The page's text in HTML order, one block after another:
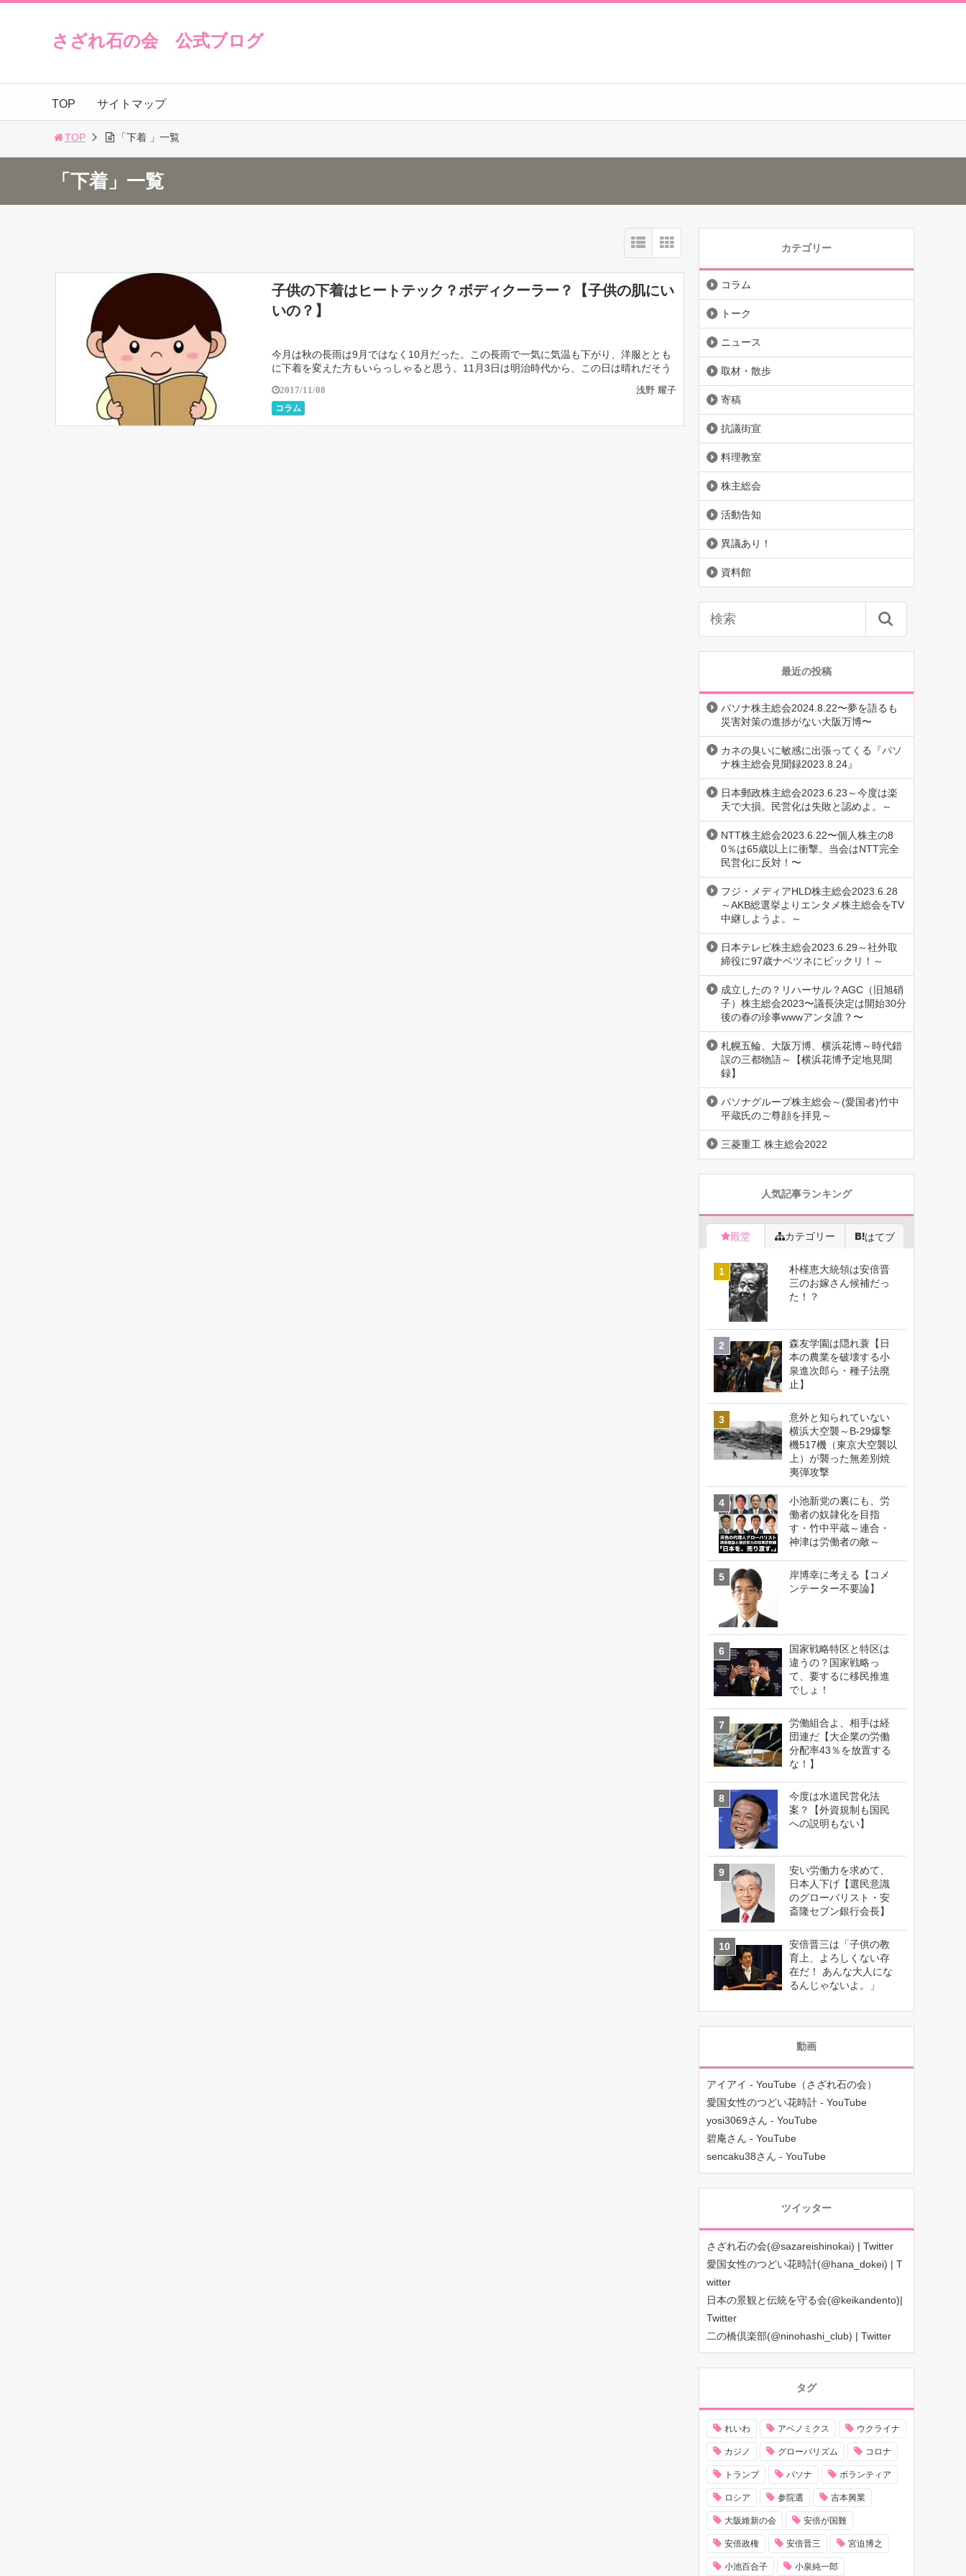
さざれ石の会 公式ブログ
TOP サイトマップ
TOP 「下着 」一覧
「下着」一覧
子供の下着はヒートテック？ボディクーラー？【子供の肌にい
いの？】
今月は秋の長雨は9月ではなく10月だった。この長雨で一気に気温も下がり、洋服ととも
に下着を変えた方もいらっしゃると思う。11月3日は明治時代から、この日は晴れだそう
2017/11/08
コラム
浅野 耀子
カテゴリー
コラム
トーク
ニュース
取材・散歩
寄稿
抗議街宣
料理教室
株主総会
活動告知
異議あり！
資料館
最近の投稿
パソナ株主総会2024.8.22〜夢を語るも
災害対策の進捗がない大阪万博〜
カネの臭いに敏感に出張ってくる『パソ
ナ株主総会見聞録2023.8.24』
日本郵政株主総会2023.6.23～今度は楽
天で大損。民営化は失敗と認めよ。～
NTT株主総会2023.6.22〜個人株主の8
0％は65歳以上に衝撃。当会はNTT完全
民営化に反対！〜
フジ・メディアHLD株主総会2023.6.28
～AKB総選挙よりエンタメ株主総会をTV
中継しようよ。～
日本テレビ株主総会2023.6.29～社外取
締役に97歳ナベツネにビックリ！～
成立したの？リハーサル？AGC（旧旭硝
子）株主総会2023〜議長決定は開始30分
後の春の珍事wwwアンタ誰？〜
札幌五輪、大阪万博、横浜花博～時代錯
誤の三都物語～【横浜花博予定地見聞
録】
パソナグループ株主総会～(愛国者)竹中
平蔵氏のご尊顔を拝見～
三菱重工 株主総会2022
人気記事ランキング
殿堂 カテゴリー はてブ
朴槿恵大統領は安倍晋
三のお嫁さん候補だっ
た！？
森友学園は隠れ蓑【日
本の農業を破壊する小
泉進次郎ら・種子法廃
止】
意外と知られていない
横浜大空襲～B-29爆撃
機517機（東京大空襲以
上）が襲った無差別焼
夷弾攻撃
小池新党の裏にも、労
働者の奴隷化を目指
す・竹中平蔵～連合・
神津は労働者の敵～
岸博幸に考える【コメ
ンテーター不要論】
国家戦略特区と特区は
違うの？国家戦略っ
て、要するに移民推進
でしょ！
労働組合よ、相手は経
団連だ【大企業の労働
分配率43％を放置する
な！】
今度は水道民営化法
案？【外資規制も国民
への説明もない】
安い労働力を求めて、
日本人下げ【選民意識
のグローバリスト・安
斎隆セブン銀行会長】
安倍晋三は「子供の教
育上、よろしくない存
在だ！ あんな大人にな
るんじゃないよ。」
動画
アイアイ - YouTube（さざれ石の会）
愛国女性のつどい花時計 - YouTube
yosi3069さん - YouTube
碧庵さん - YouTube
sencaku38さん - YouTube
ツイッター
さざれ石の会(@sazareishinokai) | Twitter
愛国女性のつどい花時計(@hana_dokei) | T
witter
日本の景観と伝統を守る会(@keikandento)|
Twitter
二の橋倶楽部(@ninohashi_club) | Twitter
タグ
れいわ アベノミクス ウクライナ
カジノ グローバリズム コロナ
トランプ パソナ ボランティア
ロシア 参院選 吉本興業
大阪維新の会 安倍が国難
安倍政権 安倍晋三 宮迫博之
小池百合子 小泉純一郎